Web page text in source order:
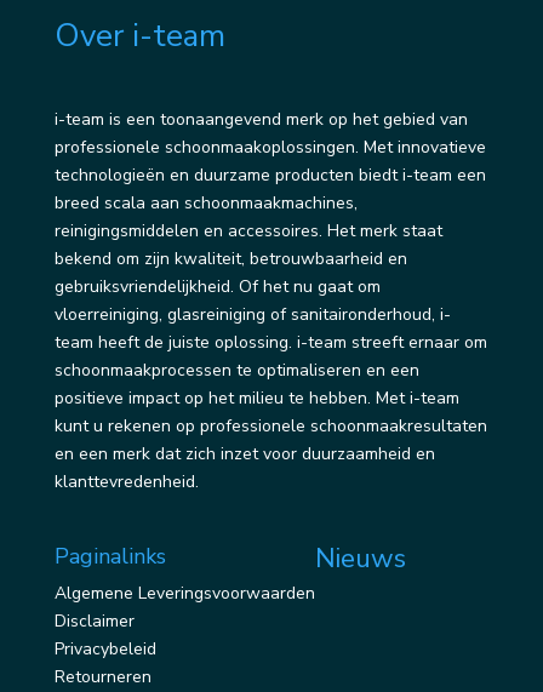
Over i-team
i-team is een toonaangevend merk op het gebied van
professionele schoonmaakoplossingen. Met innovatieve
technologieën en duurzame producten biedt i-team een
breed scala aan schoonmaakmachines,
reinigingsmiddelen en accessoires. Het merk staat
bekend om zijn kwaliteit, betrouwbaarheid en
gebruiksvriendelijkheid. Of het nu gaat om
vloerreiniging, glasreiniging of sanitaironderhoud, i-
team heeft de juiste oplossing. i-team streeft ernaar om
schoonmaakprocessen te optimaliseren en een
positieve impact op het milieu te hebben. Met i-team
kunt u rekenen op professionele schoonmaakresultaten
en een merk dat zich inzet voor duurzaamheid en
klanttevredenheid.
Paginalinks
Algemene Leveringsvoorwaarden
Disclaimer
Privacybeleid
Retourneren
Nieuws